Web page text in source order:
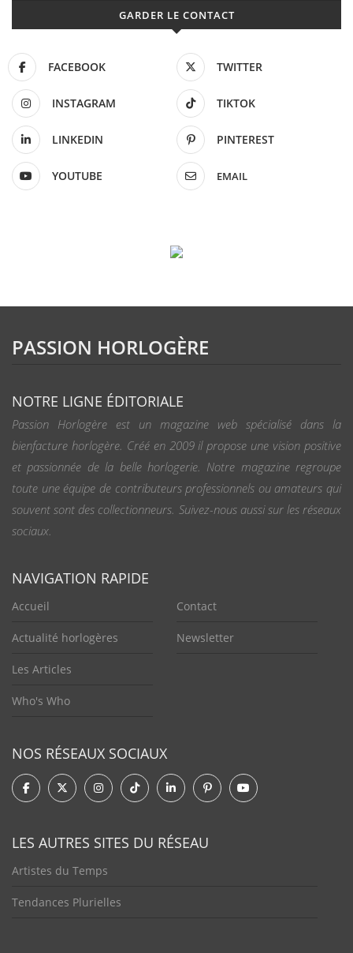
GARDER LE CONTACT
FACEBOOK TWITTER
INSTAGRAM TIKTOK
LINKEDIN PINTEREST
YOUTUBE EMAIL
PASSION HORLOGÈRE
NOTRE LIGNE ÉDITORIALE
Passion Horlogère est un magazine web spécialisé dans la
bienfacture horlogère. Créé en 2009 il propose une vision positive
et passionnée de la belle horlogerie. Notre magazine regroupe
toute une équipe de contributeurs professionnels ou amateurs qui
souvent sont des collectionneurs. Suivez-nous aussi sur les réseaux
sociaux.
NAVIGATION RAPIDE
Accueil
Actualité horlogères
Les Articles
Who's Who
Contact
Newsletter
NOS RÉSEAUX SOCIAUX
LES AUTRES SITES DU RÉSEAU
Artistes du Temps
Tendances Plurielles